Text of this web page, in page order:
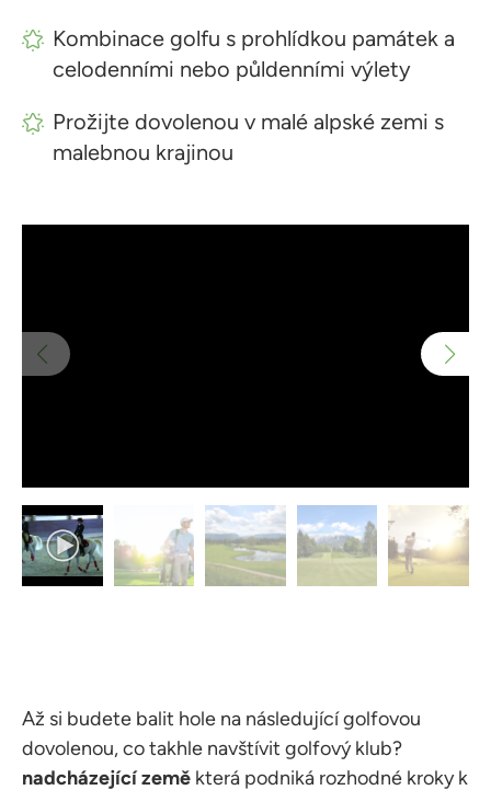
Kombinace golfu s prohlídkou památek a
celodenními nebo půldenními výlety
Prožijte dovolenou v malé alpské zemi s
malebnou krajinou
Až si budete balit hole na následující golfovou
dovolenou, co takhle navštívit golfový klub?
nadcházející země která podniká rozhodné kroky k